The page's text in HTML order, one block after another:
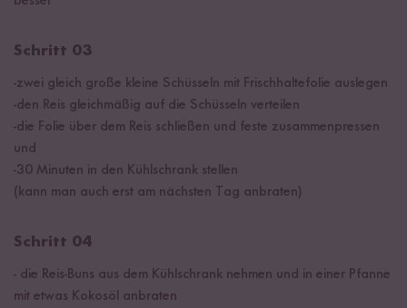
Schritt 03
-zwei gleich große kleine Schüsseln mit Frischhaltefolie auslegen
-den Reis gleichmäßig auf die Schüsseln verteilen
-die Folie über dem Reis schließen und feste zusammenpressen
und
-30 Minuten in den Kühlschrank stellen
(kann man auch erst am nächsten Tag anbraten)
Schritt 04
- die Reis-Buns aus dem Kühlschrank nehmen und in einer Pfanne
mit etwas Kokosöl anbraten